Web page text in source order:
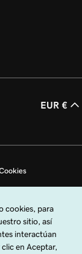
EUR €
LLC. Todos los
UU. y otros países.
LLC en los EE. UU.